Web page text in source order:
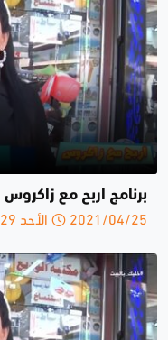
برنامج اربح مع زاكروس
2021/04/25 الأحد 20:29 م